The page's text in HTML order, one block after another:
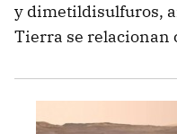
y dimetildisulfuros,
Tierra se relacionan